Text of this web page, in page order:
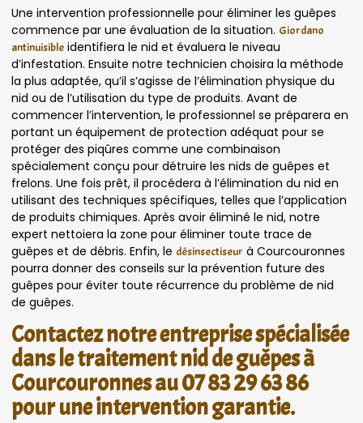
Une intervention professionnelle pour éliminer les guêpes
commence par une évaluation de la situation. Giordano
antinuisible identifiera le nid et évaluera le niveau
d’infestation. Ensuite notre technicien choisira la méthode
la plus adaptée, qu’il s’agisse de l’élimination physique du
nid ou de l’utilisation du type de produits. Avant de
commencer l’intervention, le professionnel se préparera en
portant un équipement de protection adéquat pour se
protéger des piqûres comme une combinaison
spécialement conçu pour détruire les nids de guêpes et
frelons. Une fois prêt, il procédera à l’élimination du nid en
utilisant des techniques spécifiques, telles que l’application
de produits chimiques. Après avoir éliminé le nid, notre
expert nettoiera la zone pour éliminer toute trace de
guêpes et de débris. Enfin, le désinsectiseur à Courcouronnes
pourra donner des conseils sur la prévention future des
guêpes pour éviter toute récurrence du problème de nid
de guêpes.
Contactez notre entreprise spécialisée
dans le traitement nid de guêpes à
Courcouronnes au 07 83 29 63 86
pour une intervention garantie.